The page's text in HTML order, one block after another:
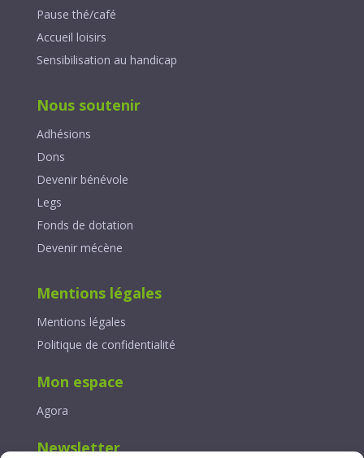
Pause thé/café
Accueil loisirs
Sensibilisation au handicap
Nous soutenir
Adhésions
Dons
Devenir bénévole
Legs
Fonds de dotation
Devenir mécène
Mentions légales
Mentions légales
Politique de confidentialité
Mon espace
Agora
Newsletter